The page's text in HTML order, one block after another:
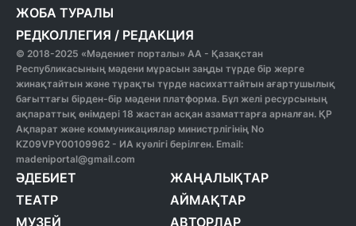
ЖОБА ТУРАЛЫ
РЕДКОЛЛЕГИЯ / РЕДАКЦИЯ
© 2018-2025 «Мәдениет порталы» АА - Қазақстан
Республикасының мәдени мұрасын заңды түрде бір жерге
жинақтайтын және тұрақты түрде насихаттайтын ағартушылық
бағыттағы бірден-бір мәдени платформа. Бұл желі ресурсының
ақпараттық өнімдері 18 жастан асқан азаматтарға арналған. ҚР
Ақпарат және коммуникациялар министрлігінің No
KZ09VPY00109962 - ИА куәлігі берілген. Email:
madeniportal@gmail.com
ӘДЕБИЕТ
ТЕАТР
МУЗЕЙ
ЖАҢАЛЫҚТАР
АЙМАҚТАР
АВТОРЛАР